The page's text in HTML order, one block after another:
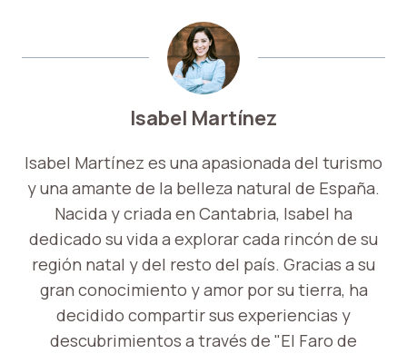
Isabel Martínez
Isabel Martínez es una apasionada del turismo
y una amante de la belleza natural de España.
Nacida y criada en Cantabria, Isabel ha
dedicado su vida a explorar cada rincón de su
región natal y del resto del país. Gracias a su
gran conocimiento y amor por su tierra, ha
decidido compartir sus experiencias y
descubrimientos a través de "El Faro de